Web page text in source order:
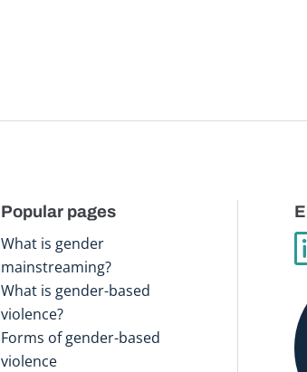
Popular pages
What is gender
mainstreaming?
What is gender-based
violence?
Forms of gender-based
violence